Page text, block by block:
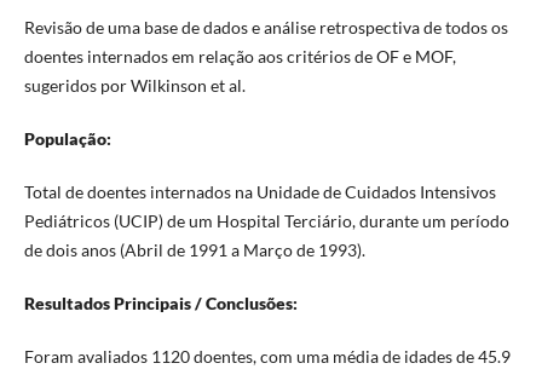
Revisão de uma base de dados e análise retrospectiva de todos os
doentes internados em relação aos critérios de OF e MOF,
sugeridos por Wilkinson et al.
População:
Total de doentes internados na Unidade de Cuidados Intensivos
Pediátricos (UCIP) de um Hospital Terciário, durante um período
de dois anos (Abril de 1991 a Março de 1993).
Resultados Principais / Conclusões:
Foram avaliados 1120 doentes, com uma média de idades de 45.9